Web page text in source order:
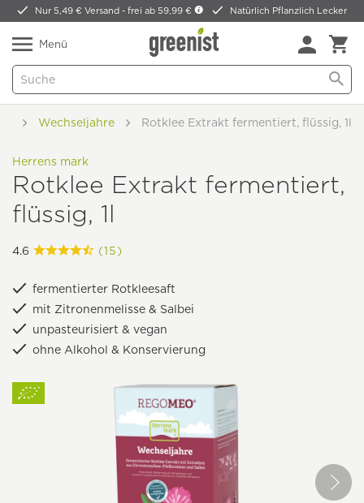
Nur 5,49 € Versand -frei ab 59,99 € Natürlich Pflanzlich Lecker
Menü
Wechseljahre Rotklee Extrakt fermentiert, flüssig, 1l
Herrens mark
Rotklee Extrakt fermentiert,
flüssig, 1l
4.6 (15)
fermentierter Rotkleesaft
mit Zitronenmelisse & Salbei
unpasteurisiert & vegan
ohne Alkohol & Konservierung